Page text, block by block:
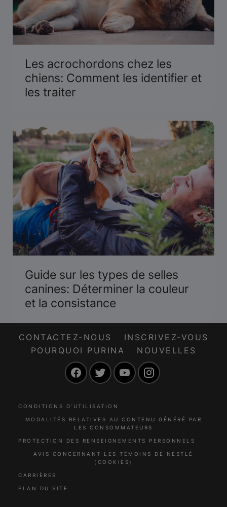
Les acrochordons chez les
chiens: Comment les identifier et
les traiter
Guide sur les types de selles
canines: Déterminer la couleur
et la consistance
CONTACTEZ-NOUS
INSCRIVEZ-VOUS
POURQUOI PURINA
NOUVELLES
FacebookTwitter YouTube
CONDITIONS D’UTILISATION
MODALITÉS RELATIVES AU CONTENU GÉNÉRÉ PAR
LES CONSOMMATEURS
PROTECTION DES RENSEIGNEMENTS PERSONNELS
AVIS CONCERNANT LES TÉMOINS DE NESTLÉ
(COOKIES)
CARRIÈRES
PLAN DU SITE